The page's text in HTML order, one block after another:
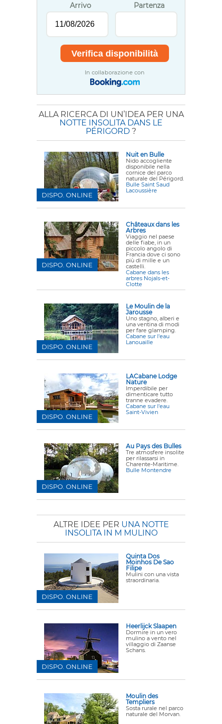
Arrivo Partenza
In collaborazione con
ALLA RICERCA DI UN’IDEA PER UNA
NOTTE INSOLITA DANS LE
PÉRIGORD ?
Nuit en Bulle
Nido accogliente
disponibile nella
cornice del parco
naturale del Périgord.
Bulle Saint Saud
Lacoussière
DISPO. ONLINE
Châteaux dans les
Arbres
Viaggio nel paese
delle fiabe, in un
piccolo angolo di
Francia dove ci sono
più di mille e un
castelli.
Cabane dans les
arbres Nojals-et-
Clotte
DISPO. ONLINE
Le Moulin de la
Jarousse
Uno stagno, alberi e
una ventina di modi
per fare glamping.
Cabane sur l'eau
Lanouaille
DISPO. ONLINE
LACabane Lodge
Nature
Imperdibile per
dimenticare tutto
tranne evadere.
Cabane sur l'eau
Saint-Vivien
DISPO. ONLINE
Au Pays des Bulles
Tre atmosfere insolite
per rilassarsi in
Charente-Maritime.
Bulle Montendre
DISPO. ONLINE
ALTRE IDEE PER UNA NOTTE
INSOLITA IN M MULINO
Quinta Dos
Moinhos De Sao
Filipe
Mulini con una vista
straordinaria.
DISPO. ONLINE
Heerlijck Slaapen
Dormire in un vero
mulino a vento nel
villaggio di Zaanse
Schans.
DISPO. ONLINE
Moulin des
Templiers
Sosta rurale nel parco
naturale del Morvan.